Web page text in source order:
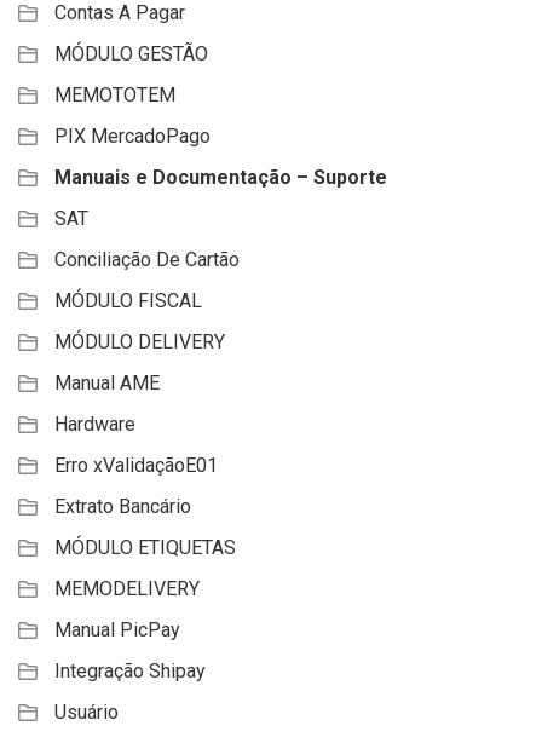
Contas A Pagar
MÓDULO GESTÃO
MEMOTOTEM
PIX MercadoPago
Manuais e Documentação – Suporte
SAT
Conciliação De Cartão
MÓDULO FISCAL
MÓDULO DELIVERY
Manual AME
Hardware
Erro xValidaçãoE01
Extrato Bancário
MÓDULO ETIQUETAS
MEMODELIVERY
Manual PicPay
Integração Shipay
Usuário